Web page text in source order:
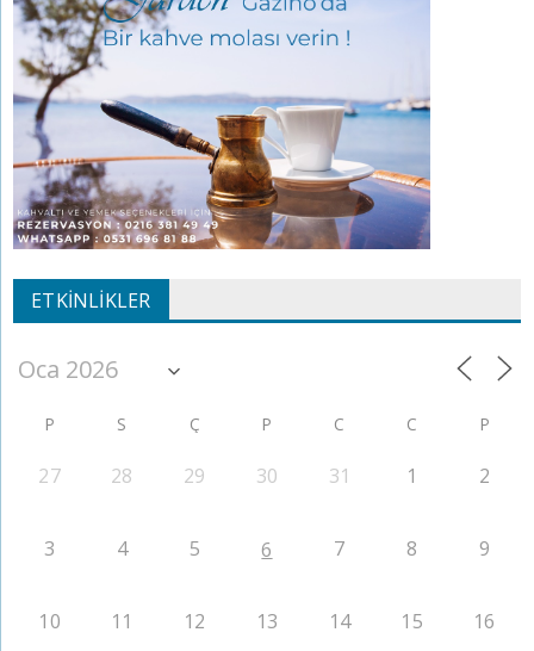
ETKINLIKLER
P S Ç P C C P
27 28 29 30 31 1 2
3 4 5 6 7 8 9
10 11 12 13 14 15 16